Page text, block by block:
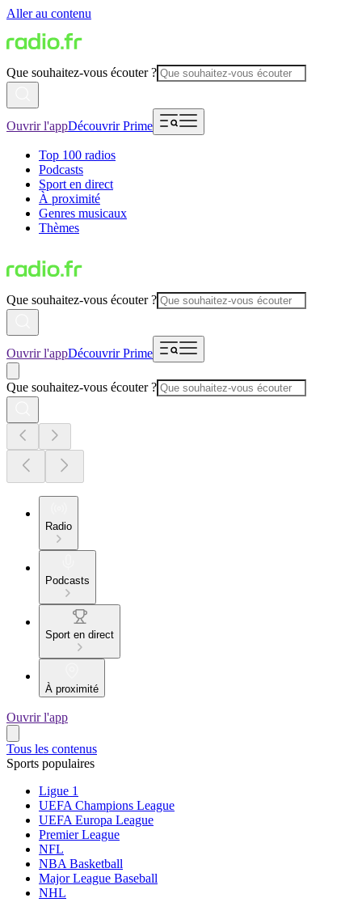
Aller au contenu
Que souhaitez-vous écouter ?
Ouvrir l'appDécouvrir Prime
Top 100 radios
Podcasts
Sport en direct
À proximité
Genres musicaux
Thèmes
Que souhaitez-vous écouter ?
Ouvrir l'appDécouvrir Prime
Que souhaitez-vous écouter ?
Radio
Podcasts
Sport en direct
À proximité
Ouvrir l'app
Tous les contenus
Sports populaires
Ligue 1
UEFA Champions League
UEFA Europa League
Premier League
NFL
NBA Basketball
Major League Baseball
NHL